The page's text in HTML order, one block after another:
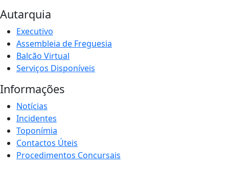
Autarquia
Executivo
Assembleia de Freguesia
Balcão Virtual
Serviços Disponíveis
Informações
Notícias
Incidentes
Toponímia
Contactos Úteis
Procedimentos Concursais